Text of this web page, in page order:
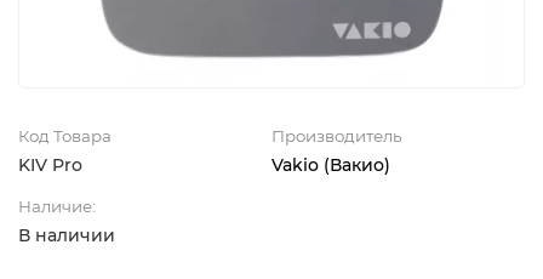
Код Товара
KIV Pro
Производитель
Vakio (Вакио)
Наличие:
В наличии